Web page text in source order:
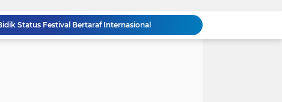
Status Festival Bertaraf Internasional
Bolehkah Bahan Baku Hasil Repack di Pasar untuk Sertifikasi Halal? Ini Penjelasannya